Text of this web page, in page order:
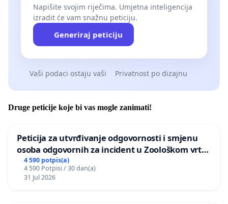
Napišite svojim riječima. Umjetna inteligencija
izradit će vam snažnu peticiju.
Generiraj peticiju
Vaši podaci ostaju vaši Privatnost po dizajnu
Druge peticije koje bi vas mogle zanimati!
Peticija za utvrđivanje odgovornosti i smjenu
osoba odgovornih za incident u Zoološkom vrtu
Grada Zagreba
4 590 potpis(a)
4 590 Potpisi / 30 dan(a)
31 Jul 2026